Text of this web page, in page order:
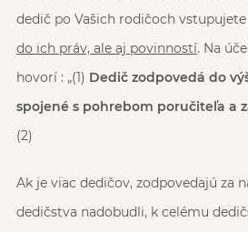
dedič po Vašich rodičoch
do ich práv, ale aj povinností. Na
hovorí : „(1) Dedič zodpovedá do
spojené s pohrebom poručiteľa a
(2)
Ak je viac dedičov, zodpovedajú za
dedičstva nadobudli, k celému